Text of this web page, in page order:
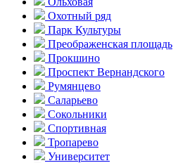
Охотный ряд
Парк Культуры
Преобра­женская площадь
Прокшино
Проспект Вернандского
Румянцево
Саларьево
Сокольники
Спортивная
Тропарево
Университет